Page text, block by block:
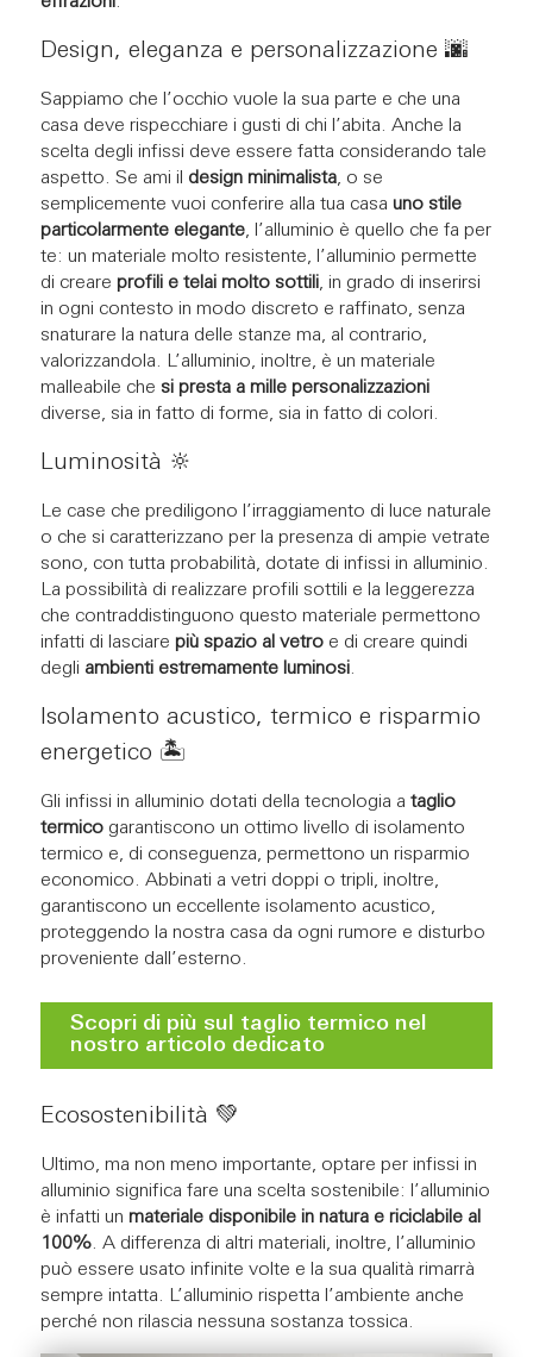
Design, eleganza e personalizzazione ​🌆​
Sappiamo che l’occhio vuole la sua parte e che una
casa deve rispecchiare i gusti di chi l’abita. Anche la
scelta degli infissi deve essere fatta considerando tale
aspetto. Se ami il design minimalista, o se
semplicemente vuoi conferire alla tua casa uno stile
particolarmente elegante, l’alluminio è quello che fa per
te: un materiale molto resistente, l’alluminio permette
di creare profili e telai molto sottili, in grado di inserirsi
in ogni contesto in modo discreto e raffinato, senza
snaturare la natura delle stanze ma, al contrario,
valorizzandola. L’alluminio, inoltre, è un materiale
malleabile che si presta a mille personalizzazioni
diverse, sia in fatto di forme, sia in fatto di colori.
Luminosità 🔆​
Le case che prediligono l’irraggiamento di luce naturale
o che si caratterizzano per la presenza di ampie vetrate
sono, con tutta probabilità, dotate di infissi in alluminio.
La possibilità di realizzare profili sottili e la leggerezza
che contraddistinguono questo materiale permettono
infatti di lasciare più spazio al vetroe di creare quindi
degli ambienti estremamente luminosi.
Isolamento acustico, termico e risparmio
energetico 🏝️​
Gli infissi in alluminio dotati della tecnologia a taglio
termico garantiscono un ottimo livello di isolamento
termico e, di conseguenza, permettono un risparmio
economico. Abbinati a vetri doppi o tripli, inoltre,
garantiscono un eccellente isolamento acustico,
proteggendo la nostra casa da ogni rumore e disturbo
proveniente dall’esterno.
Scopri di più sul taglio termico nel
nostro articolo dedicato
Ecosostenibilità ​💚​
Ultimo, ma non meno importante, optare per infissi in
alluminio significa fare una scelta sostenibile: l’alluminio
è infatti un materiale disponibile in natura e riciclabile al
100%. A differenza di altri materiali, inoltre, l’alluminio
può essere usato infinite volte e la sua qualità rimarrà
sempre intatta. L’alluminio rispetta l’ambiente anche
perché non rilascia nessuna sostanza tossica.